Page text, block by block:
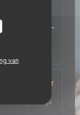
van
/5
comme
Kwaliteit / Prijs